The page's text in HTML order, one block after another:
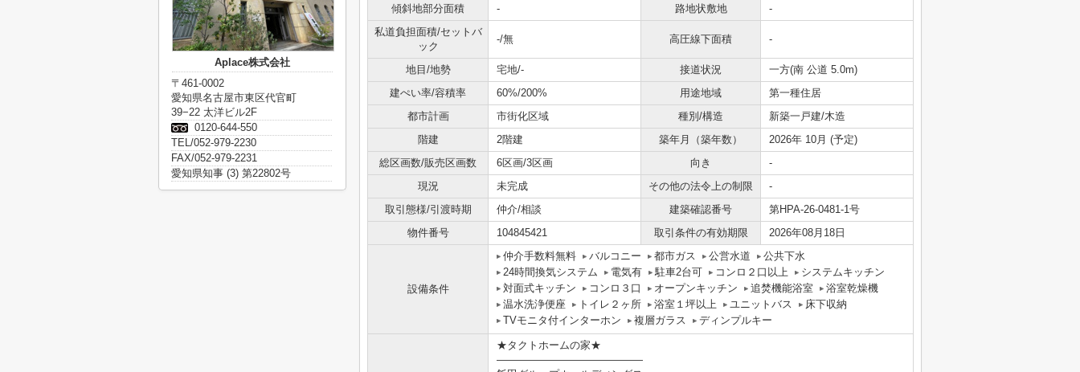
傾斜地部分面積
- 路地状敷地
-
私道負担面積/セットバ
ック
-/無 高圧線下面積 -
地目/地勢 宅地/- 接道状況
一方(南 公道 5.0m)
建ぺい率/容積率
60%/200% 用途地域
第一種住居
都市計画
市街化区域 種別/構造
新築一戸建/木造
階建
2階建 築年月（築年数）
2026年 10月 (予定)
総区画数/販売区画数
6区画/3区画 向き
-
現況
未完成 その他の法令上の制限
-
取引態様/引渡時期
仲介/相談 建築確認番号
第HPA-26-0481-1号
物件番号
104845421 取引条件の有効期限 2026年08月18日
設備条件
仲介手数料無料 バルコニー 都市ガス 公営水道
公共下水
24時間換気システム
電気有 駐車2台可 コンロ２口以上
システムキッチン
対面式キッチン
コンロ３口 オープンキッチン 追焚機能浴室
浴室乾燥機
温水洗浄便座
トイレ２ヶ所 浴室１坪以上 ユニットバス
床下収納
TVモニタ付インターホン
複層ガラス ディンプルキー
★タクトホームの家★
――――――――――――――
Aplace株式会社
〒461-0002
愛知県名古屋市東区代官町
39−22 太洋ビル2F
0120-644-550
TEL/052-979-2230
FAX/052-979-2231
愛知県知事 (3) 第22802号